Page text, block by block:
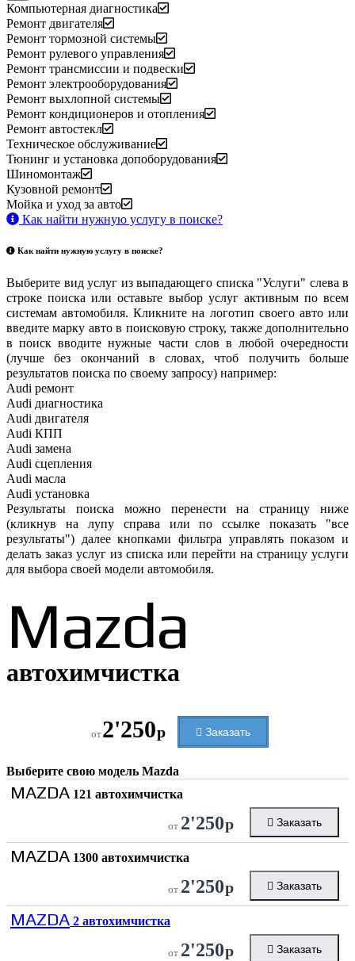
Компьютерная диагностика
Ремонт двигателя
Ремонт тормозной системы
Ремонт рулевого управления
Ремонт трансмиссии и подвески
Ремонт электрооборудования
Ремонт выхлопной системы
Ремонт кондиционеров и отопления
Ремонт автостекл
Техническое обслуживание
Тюнинг и установка допоборудования
Шиномонтаж
Кузовной ремонт
Мойка и уход за авто
Как найти нужную услугу в поиске?
Как найти нужную услугу в поиске?
Выберите вид услуг из выпадающего списка "Услуги" слева в
строке поиска или оставьте выбор услуг активным по всем
системам автомобиля. Кликните на логотип своего авто или
введите марку авто в поисковую строку, также дополнительно
в поиск вводите нужные части слов в любой очередности
(лучше без окончаний в словах, чтоб получить больше
результатов поиска по своему запросу) например:
Audi ремонт
Audi диагностика
Audi двигателя
Audi КПП
Audi замена
Audi сцепления
Audi масла
Audi установка
Результаты поиска можно перенести на страницу ниже
(кликнув на лупу справа или по ссылке показать "все
результаты") далее кнопками фильтра управлять показом и
делать заказ услуг из списка или перейти на страницу услуги
для выбора своей модели автомобиля.
Mazda
автохимчистка
от2'250р Заказать
Выберите свою модель Mazda
MAZDA 121 автохимчистка
от 2'250р Заказать
MAZDA 1300 автохимчистка
от 2'250р Заказать
MAZDA 2 автохимчистка
от 2'250р Заказать